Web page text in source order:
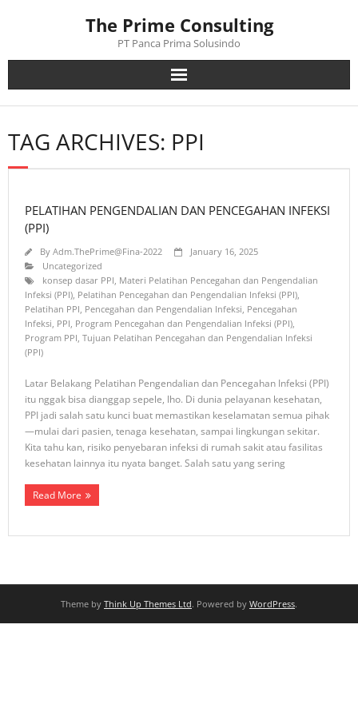
The Prime Consulting
PT Panca Prima Solusindo
TAG ARCHIVES: PPI
PELATIHAN PENGENDALIAN DAN PENCEGAHAN INFEKSI
(PPI)
By Adm.ThePrime@Fina-2022
January 16, 2025
Uncategorized
konsep dasar PPI, Materi Pelatihan Pencegahan dan Pengendalian
Infeksi (PPI), Pelatihan Pencegahan dan Pengendalian Infeksi (PPI),
Pelatihan PPI, Pencegahan dan Pengendalian Infeksi, Pencegahan
Infeksi, PPI, Program Pencegahan dan Pengendalian Infeksi (PPI),
Program PPI, Tujuan Pelatihan Pencegahan dan Pengendalian Infeksi
(PPI)
Latar Belakang Pelatihan Pengendalian dan Pencegahan Infeksi (PPI)
itu nggak bisa dianggap sepele, lho. Di dunia pelayanan kesehatan,
PPI jadi salah satu kunci buat memastikan keselamatan semua pihak
—mulai dari pasien, tenaga kesehatan, sampai lingkungan sekitar.
Kita tahu kan, risiko penyebaran infeksi di rumah sakit atau fasilitas
kesehatan lainnya itu nyata banget. Salah satu yang sering
Read More
Theme by Think Up Themes Ltd. Powered by WordPress.